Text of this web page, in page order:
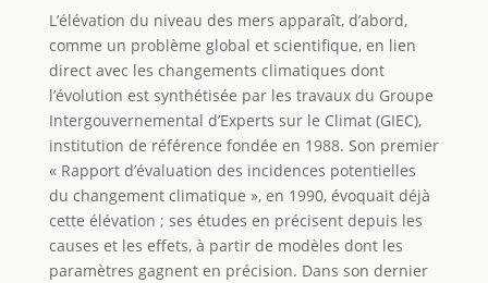
L’élévation du niveau des mers apparaît, d’abord,
comme un problème global et scientifique, en lien
direct avec les changements climatiques dont
l’évolution est synthétisée par les travaux du Groupe
Intergouvernemental d’Experts sur le Climat (GIEC),
institution de référence fondée en 1988. Son premier
« Rapport d’évaluation des incidences potentielles
du changement climatique », en 1990, évoquait déjà
cette élévation ; ses études en précisent depuis les
causes et les effets, à partir de modèles dont les
paramètres gagnent en précision. Dans son dernier